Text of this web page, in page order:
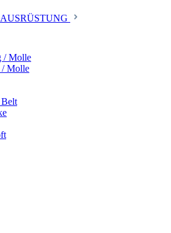
/ Molle
/ Molle
Belt